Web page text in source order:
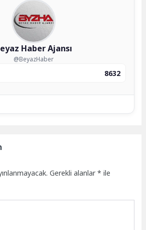
Haber Ajansı
@BeyazHaber
8632
Gerekli alanlar* ile